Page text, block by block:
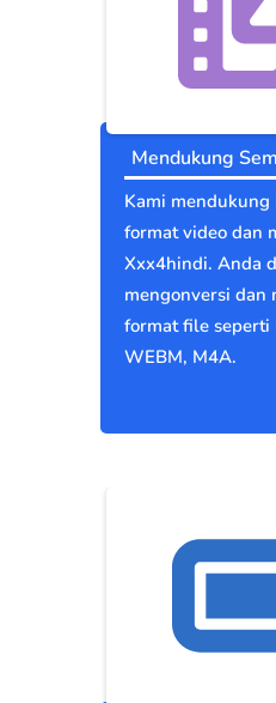
Mendukung
Kami mendukung
format video dan
Xxx4hindi. Anda
mengonversi dan
format file seperti
WEBM, M4A.